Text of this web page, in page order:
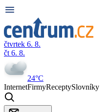
čtvrtek 6. 8.
čt 6. 8.
24°C
InternetFirmyReceptySlovníky